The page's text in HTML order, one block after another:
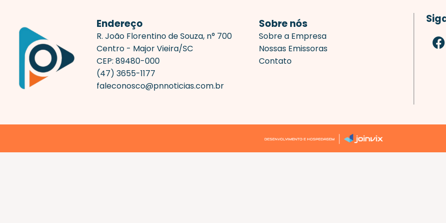
Endereço
R. João Florentino de Souza, n° 700
Centro - Major Vieira/SC
CEP: 89480-000
(47) 3655-1177
faleconosco@pnnoticias.com.br
Sobre nós
Sobre a Empresa
Nossas Emissoras
Contato
a